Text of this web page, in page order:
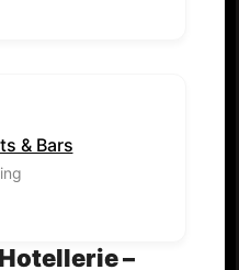
& Bars
–